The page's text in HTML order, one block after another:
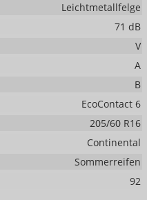
Leichtmetallfelge
71 dB
V
A
B
EcoContact 6
205/60 R16
Continental
Sommerreifen
92